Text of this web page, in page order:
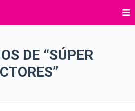
DE “SÚPER